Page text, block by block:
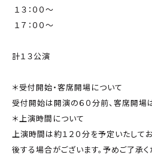
１３：００～
１７：００～
計１３公演
＊受付開始・客席開場について
受付開始は開演の６０分前、客席開場
＊上演時間について
上演時間は約１２０分を予定いたして
後する場合がございます。予めご了承